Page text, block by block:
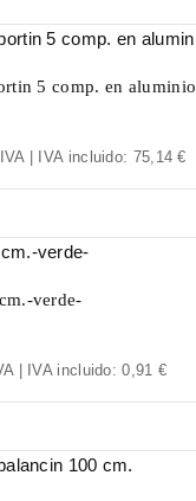
5 comp. en aluminio
| IVA incluido: 75,14€
verde-
| IVA incluido:0,91 €